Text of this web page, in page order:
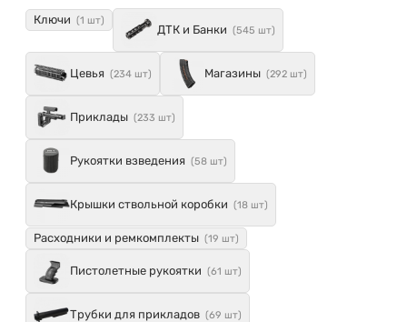
Ключи (1 шт)
ДТК и Банки (545 шт)
Цевья (234 шт) Магазины (292 шт)
Приклады (233 шт)
Рукоятки взведения (58 шт)
Крышки ствольной коробки (18 шт)
Расходники и ремкомплекты (19 шт)
Пистолетные рукоятки (61 шт)
Трубки для прикладов (69 шт)